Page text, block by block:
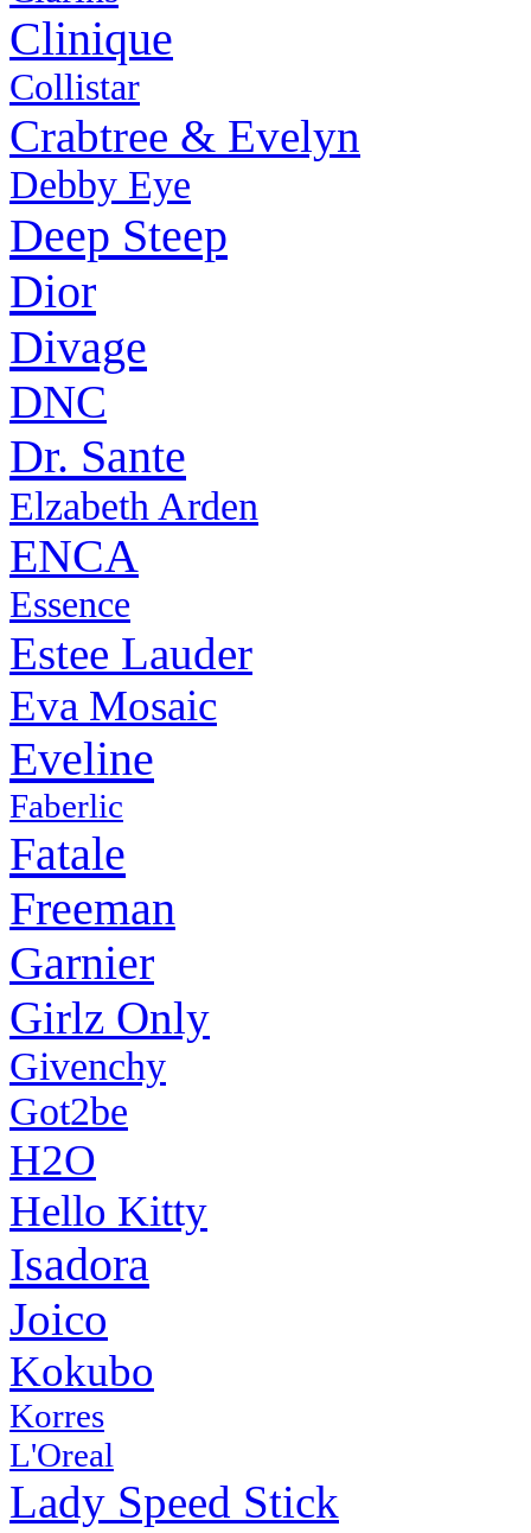
Clinique
Collistar
Crabtree & Evelyn
Debby Eye
Deep Steep
Dior
Divage
DNC
Dr. Sante
Elzabeth Arden
ENCA
Essence
Estee Lauder
Eva Mosaic
Eveline
Faberlic
Fatale
Freeman
Garnier
Girlz Only
Givenchy
Got2be
H2O
Hello Kitty
Isadora
Joico
Kokubo
Korres
L'Oreal
Lady Speed Stick